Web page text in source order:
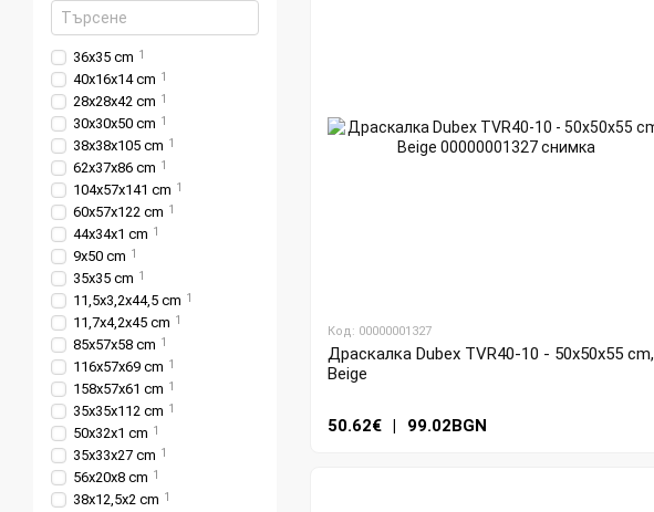
Код: 00000001327
Драскалка Dubex TVR40-10 - 50x50x55 cm,
Beige
50.62€ | 99.02BGN
36х35 cm 1
40х16х14 cm 1
28х28х42 cm 1
30х30х50 cm 1
38x38x105 cm 1
62x37x86 cm 1
104x57x141 cm 1
60x57x122 cm 1
44x34x1 cm 1
9х50 cm 1
35х35 cm 1
11,5x3,2x44,5 cm 1
11,7x4,2x45 cm 1
85х57х58 cm 1
116х57х69 cm 1
158х57х61 cm 1
35x35х112 cm 1
50x32x1 cm 1
35x33x27 cm 1
56x20x8 cm 1
38x12,5x2 cm 1